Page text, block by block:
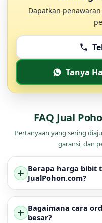
Dapatkan
Tanya
FAQ Jual
Pertanyaan yang sering
garansi, dan
Berapa harga bibit
JualPohon.com?
Bagaimana cara
besar?